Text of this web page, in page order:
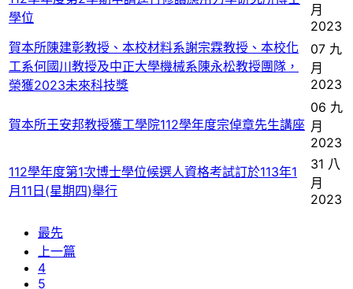
學位
月
2023
賀本所陳建彰教授、本校材料系謝宗霖教授、本校化
工系何國川教授及中正大學機械系陳永松教授團隊，
榮獲2023未來科技獎
07 九
月
2023
賀本所王安邦教授獲工學院112學年度宗倬章先生講座
06 九
月
2023
112學年度第1次博士學位候選人資格考試訂於113年1
月11日(星期四)舉行
31 八
月
2023
最先
上一篇
4
5